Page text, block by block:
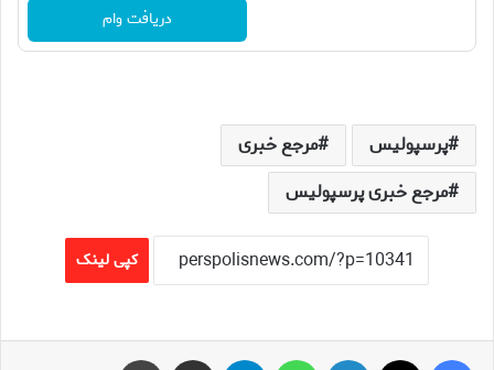
دریافت وام
پرسپولیس
مرجع خبری
مرجع خبری پرسپولیس
کپی لینک
فیس بوک لینکدین تلگرام اشتراک گذاری از طریق ایمیل